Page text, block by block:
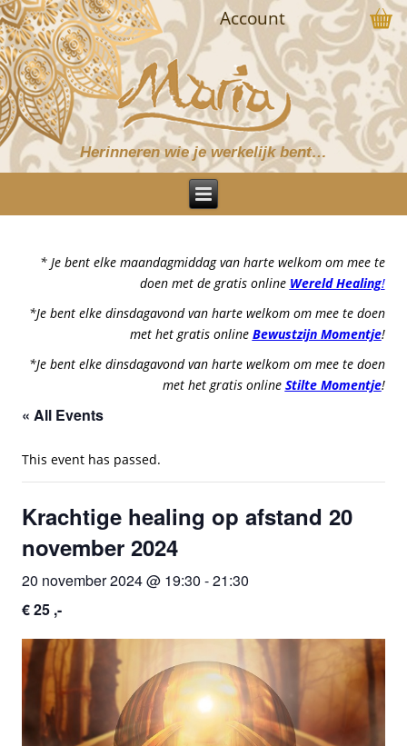
Herinneren wie je werkelijk bent…
Account
* Je bent elke maandagmiddag van harte welkom om mee te
doen met de gratis online Wereld Healing!
*Je bent elke dinsdagavond van harte welkom om mee te doen
met het gratis online Bewustzijn Momentje!
*Je bent elke dinsdagavond van harte welkom om mee te doen
met het gratis online Stilte Momentje!
« All Events
This event has passed.
Krachtige healing op afstand 20
november 2024
20 november 2024 @ 19:30 -21:30
€ 25 ,-